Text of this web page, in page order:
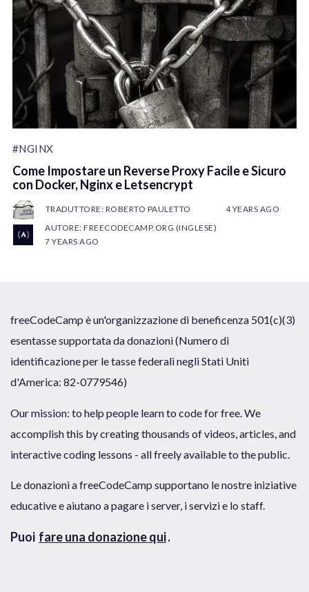
#NGINX
Come Impostare un Reverse Proxy Facile e Sicuro
con Docker, Nginx e Letsencrypt
TRADUTTORE: ROBERTO PAULETTO
4 YEARS AGO
AUTORE: FREECODECAMP.ORG (INGLESE)
7 YEARS AGO
freeCodeCamp è un'organizzazione di beneficenza 501(c)(3)
esentasse supportata da donazioni (Numero di
identificazione per le tasse federali negli Stati Uniti
d'America: 82-0779546)
Our mission: to help people learn to code for free. We
accomplish this by creating thousands of videos, articles, and
interactive coding lessons - all freely available to the public.
Le donazioni a freeCodeCamp supportano le nostre iniziative
educative e aiutano a pagare i server, i servizi e lo staff.
Puoi fare una donazione qui.